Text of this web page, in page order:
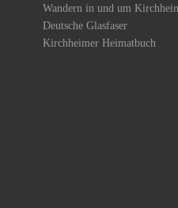
Wandern in und um
Deutsche Glasfaser
Kirchheimer Heimatbuch